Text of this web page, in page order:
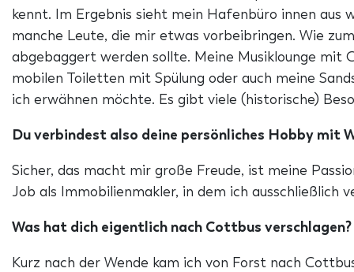
kennt. Im Ergebnis sieht mein Hafenbüro innen aus
manche Leute, die mir etwas vorbeibringen. Wie
abgebaggert werden sollte. Meine Musiklounge mit
mobilen Toiletten mit Spülung oder auch meine
ich erwähnen möchte. Es gibt viele (historische)
Du verbindest also deine persönliches Hobby mit
Sicher, das macht mir große Freude, ist meine
Job als Immobilienmakler, in dem ich
Was hat dich eigentlich nach Cottbus verschlagen?
Kurz nach der Wende kam ich von Forst nach